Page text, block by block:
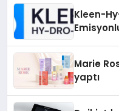
Kleen-
Marie
yaptı